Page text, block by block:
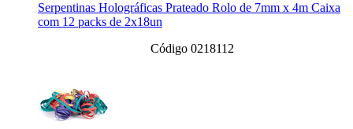
Serpentinas Holográficas Prateado Rolo de 7mm x 4m Caixa
com 12 packs de 2x18un
Código 0218112